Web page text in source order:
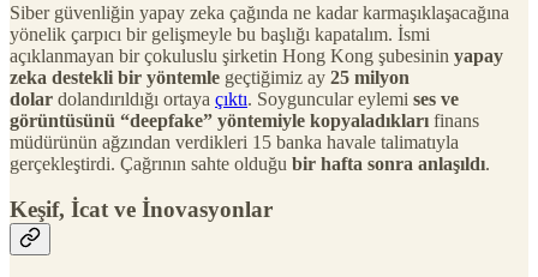
Siber güvenliğin yapay zeka çağında ne kadar karmaşıklaşacağına
yönelik çarpıcı bir gelişmeyle bu başlığı kapatalım. İsmi
açıklanmayan bir çokuluslu şirketin Hong Kong şubesinin yapay
zeka destekli bir yöntemle geçtiğimiz ay 25 milyon
dolar dolandırıldığı ortaya çıktı. Soyguncular eylemi ses ve
görüntüsünü “deepfake” yöntemiyle kopyaladıkları finans
müdürünün ağzından verdikleri 15 banka havale talimatıyla
gerçekleştirdi. Çağrının sahte olduğu bir hafta sonra anlaşıldı.
Keşif, İcat ve İnovasyonlar